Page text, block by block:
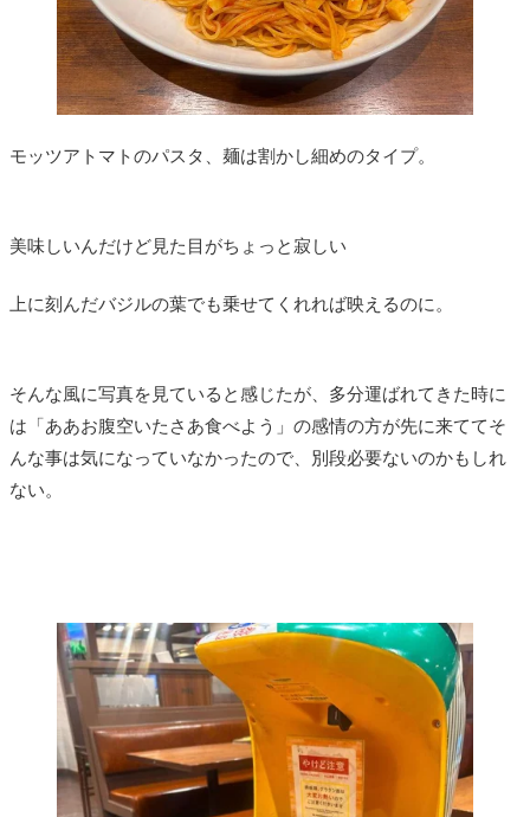
モッツアトマトのパスタ、麺は割かし細めのタイプ。
美味しいんだけど見た目がちょっと寂しい
上に刻んだバジルの葉でも乗せてくれれば映えるのに。
そんな風に写真を見ていると感じたが、多分運ばれてきた時に
は「ああお腹空いたさあ食べよう」の感情の方が先に来ててそ
んな事は気になっていなかったので、別段必要ないのかもしれ
ない。